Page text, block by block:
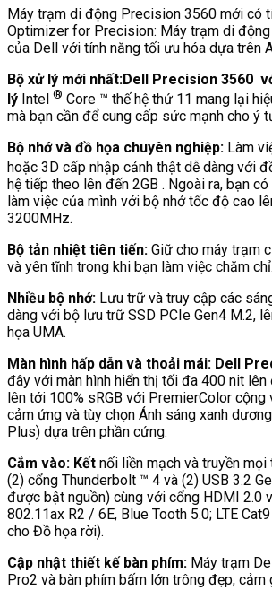
Máy trạm di động Precision 3560 mới có
Optimizer for Precision: Máy trạm di
của Dell với tính năng tối ưu hóa dựa trên
Bộ xử lý mới nhất:Dell Precision 3560
lý Intel ® Core ™ thế hệ thứ 11 mang lại
mà bạn cần để cung cấp sức mạnh cho ý
Bộ nhớ và đồ họa chuyên nghiệp: Làm
hoặc 3D cấp nhập cảnh thật dễ dàng với
hệ tiếp theo lên đến 2GB . Ngoài ra, bạn
làm việc của mình với bộ nhớ tốc độ cao
3200MHz.
Bộ tản nhiệt tiên tiến: Giữ cho máy trạm
và yên tĩnh trong khi bạn làm việc chăm chỉ.
Nhiều bộ nhớ: Lưu trữ và truy cập các
dàng với bộ lưu trữ SSD PCIe Gen4 M.2,
họa UMA.
Màn hình hấp dẫn và thoải mái: Dell
đây với màn hình hiển thị tối đa 400 nit lên
lên tới 100% sRGB với PremierColor cộng
cảm ứng và tùy chọn Ánh sáng xanh
Plus) dựa trên phần cứng.
Cắm vào: Kết nối liền mạch và truyền mọi
(2) cổng Thunderbolt ™ 4 và (2) USB 3.2
được bật nguồn) cùng với cổng HDMI 2.0
802.11ax R2 / 6E, Blue Tooth 5.0; LTE
cho Đồ họa rời).
Cập nhật thiết kế bàn phím: Máy trạm
Pro2 và bàn phím bấm lớn trông đẹp, cảm